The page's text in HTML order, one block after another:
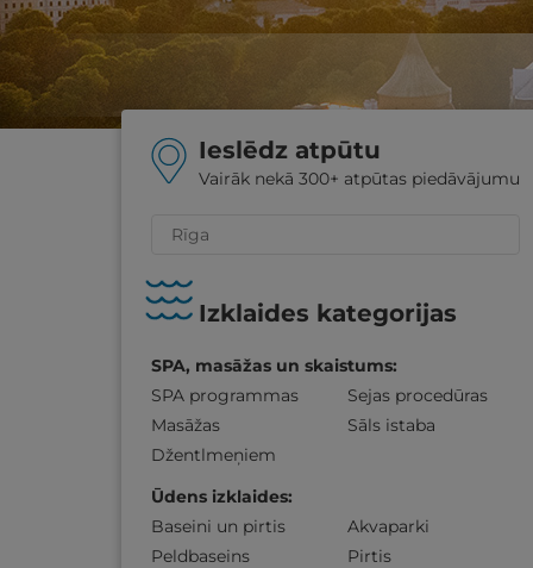
Ieslēdz atpūtu
Vairāk nekā 300+ atpūtas piedāvājumu
Izklaides kategorijas
SPA, masāžas un skaistums:
SPA programmas
Sejas procedūras
Masāžas
Sāls istaba
Džentlmeņiem
Ūdens izklaides:
Baseini un pirtis
Akvaparki
Peldbaseins
Pirtis